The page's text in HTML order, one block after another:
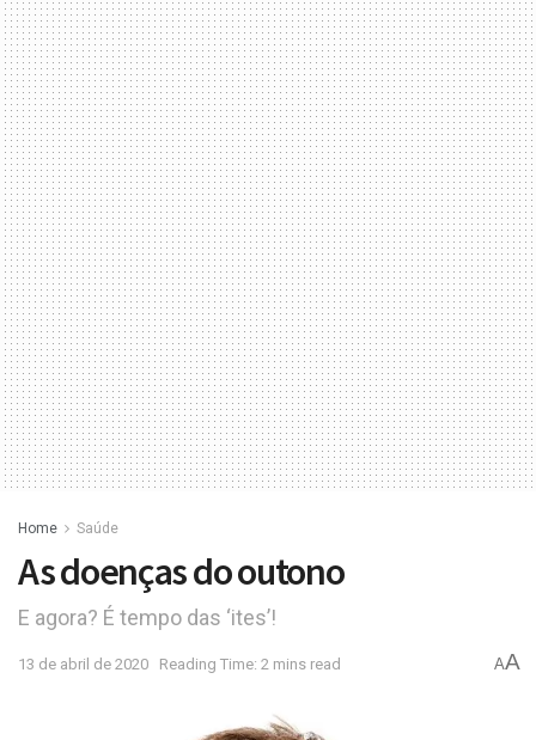
Home Saúde
As doenças do outono
E agora? É tempo das ‘ites’!
13 de abril de 2020 Reading Time: 2 mins read AA